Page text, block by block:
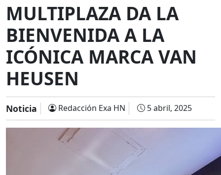
MULTIPLAZA DA LA
BIENVENIDA A LA
ICÓNICA MARCA VAN
HEUSEN
Noticia Redacción Exa HN 5 abril, 2025